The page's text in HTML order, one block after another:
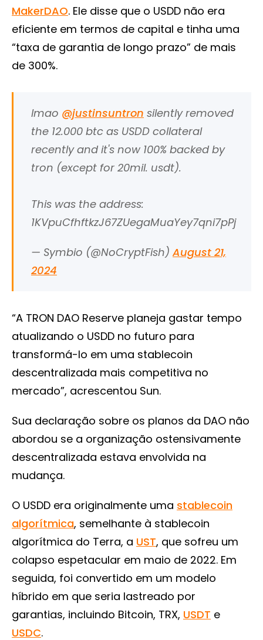
MakerDAO. Ele disse que o USDD não era
eficiente em termos de capital e tinha uma
“taxa de garantia de longo prazo” de mais
de 300%.
lmao @justinsuntron silently removed
the 12.000 btc as USDD collateral
recently and it's now 100% backed by
tron (except for 20mil. usdt).
This was the address:
1KVpuCfhftkzJ67ZUegaMuaYey7qni7pPj
— Symbio (@NoCryptFish)August 21,
2024
“A TRON DAO Reserve planeja gastar tempo
atualizando o USDD no futuro para
transformá-lo em uma stablecoin
descentralizada mais competitiva no
mercado”, acrescentou Sun.
Sua declaração sobre os planos da DAO não
abordou se a organização ostensivamente
descentralizada estava envolvida na
mudança.
O USDD era originalmente uma stablecoin
algorítmica, semelhante à stablecoin
algorítmica do Terra, a UST, que sofreu um
colapso espetacular em maio de 2022. Em
seguida, foi convertido em um modelo
híbrido em que seria lastreado por
garantias, incluindo Bitcoin, TRX, USDT e
USDC.